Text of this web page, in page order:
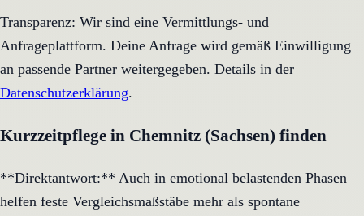
Transparenz: Wir sind eine Vermittlungs- und
Anfrageplattform. Deine Anfrage wird gemäß Einwilligung
an passende Partner weitergegeben. Details in der
Datenschutzerklärung.
Kurzzeitpflege in Chemnitz (Sachsen) finden
**Direktantwort:** Auch in emotional belastenden Phasen
helfen feste Vergleichsmaßstäbe mehr als spontane